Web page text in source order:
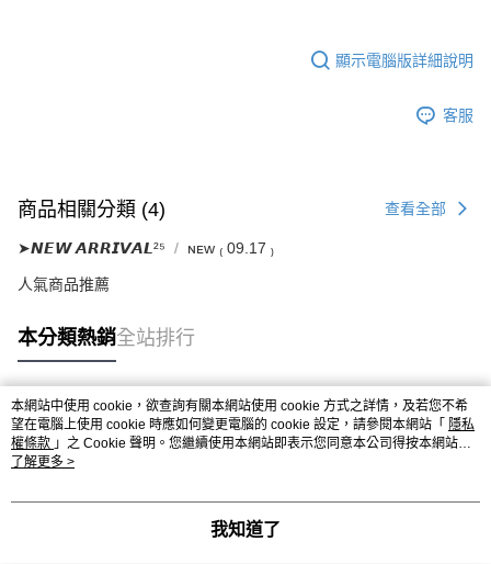
顯示電腦版詳細說明
客服
商品相關分類 (4) 查看全部
➤𝙉𝙀𝙒 𝘼𝙍𝙍𝙄𝙑𝘼𝙇²⁵ ɴᴇᴡ ₍ 09.17 ₎
人氣商品推薦
本分類熱銷全站排行
熱門標籤
本網站中使用 cookie，欲查詢有關本網站使用 cookie 方式之詳情，及若您不希
望在電腦上使用 cookie 時應如何變更電腦的 cookie 設定，請參閱本網站「 隱私
權條款 」之 Cookie 聲明。您繼續使用本網站即表示您同意本公司得按本網站使
用條款之 Cookie 聲明使用 cookie。
了解更多 >
我知道了